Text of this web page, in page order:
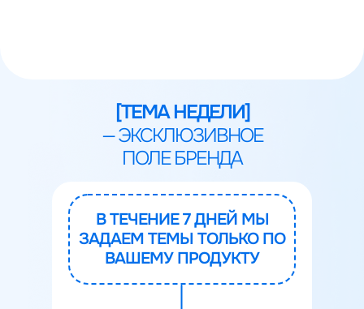
— ЭКСКЛЮЗИВНОЕ
ПОЛЕ БРЕНДА
В ТЕЧЕНИЕ 7 ДНЕЙ МЫ
ЗАДАЕМ ТЕМЫ ТОЛЬКО ПО
ВАШЕМУ ПРОДУКТУ
[ТЕМА НЕДЕЛИ]